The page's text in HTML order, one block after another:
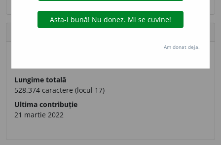
Lungime totală
528.374 caractere (locul 17)
Ultima contribuție
21 martie 2022
Am donat deja.